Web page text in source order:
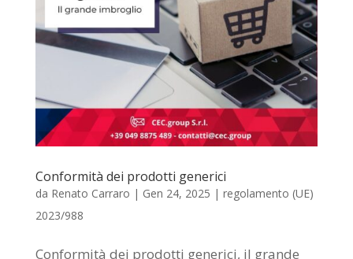
Conformità dei prodotti generici
da Renato Carraro | Gen 24, 2025 | regolamento (UE)
2023/988
Conformità dei prodotti generici, il grande